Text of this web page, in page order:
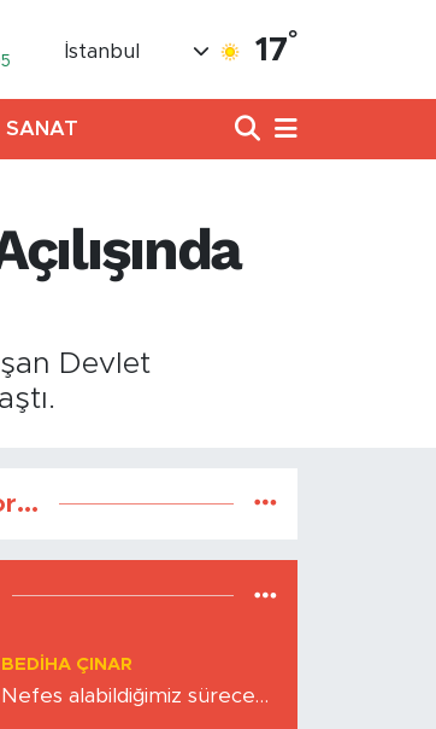
İstanbul 17°
SANAT
Devlet
BEDIHA ÇINAR
Nefes alabildiğimiz sürece…